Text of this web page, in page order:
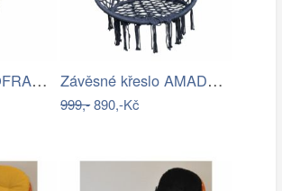
Závěsné křeslo OFRAME Tempo Kondela Závěsné křeslo AMADO 2 NEW Tempo Kondela
999,-890,-Kč